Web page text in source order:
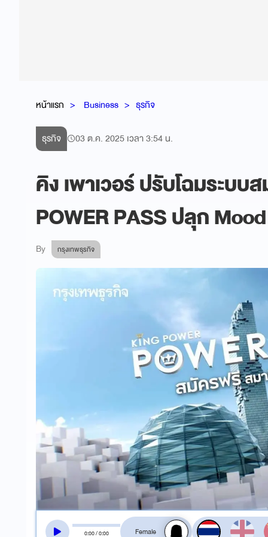
หน้าแรก Business ธุรกิจ
ธุรกิจ 03 ต.ค. 2025 เวลา 3:54 น.
คิง เพาเวอร์ ปรับโฉมระบบ
POWER PASS ปลุก
By กรุงเทพธุรกิจ
0:00/0:00
สลับเสียงอ่าน